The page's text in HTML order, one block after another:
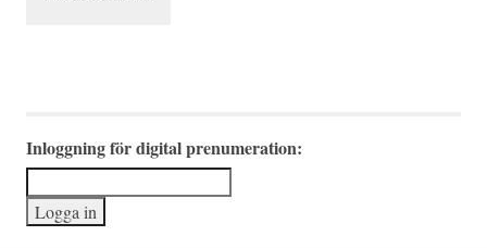
Inloggning för digital prenumeration: